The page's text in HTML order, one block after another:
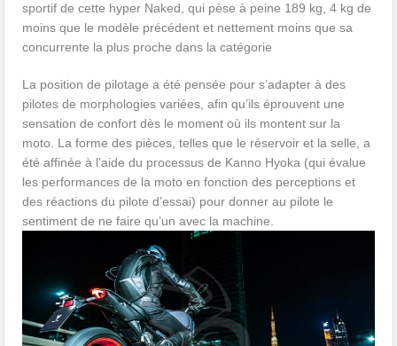
sportif de cette hyper Naked, qui pèse à peine 189 kg, 4 kg de
moins que le modèle précédent et nettement moins que sa
concurrente la plus proche dans la catégorie
La position de pilotage a été pensée pour s’adapter à des
pilotes de morphologies variées, afin qu’ils éprouvent une
sensation de confort dès le moment où ils montent sur la
moto. La forme des pièces, telles que le réservoir et la selle, a
été affinée à l’aide du processus de Kanno Hyoka (qui évalue
les performances de la moto en fonction des perceptions et
des réactions du pilote d’essai) pour donner au pilote le
sentiment de ne faire qu’un avec la machine.